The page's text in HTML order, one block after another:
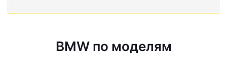
BMW по моделям